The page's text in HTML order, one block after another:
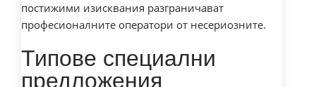
постижими изисквания разграничават
професионалните оператори от несериозните.
Типове специални
предложения